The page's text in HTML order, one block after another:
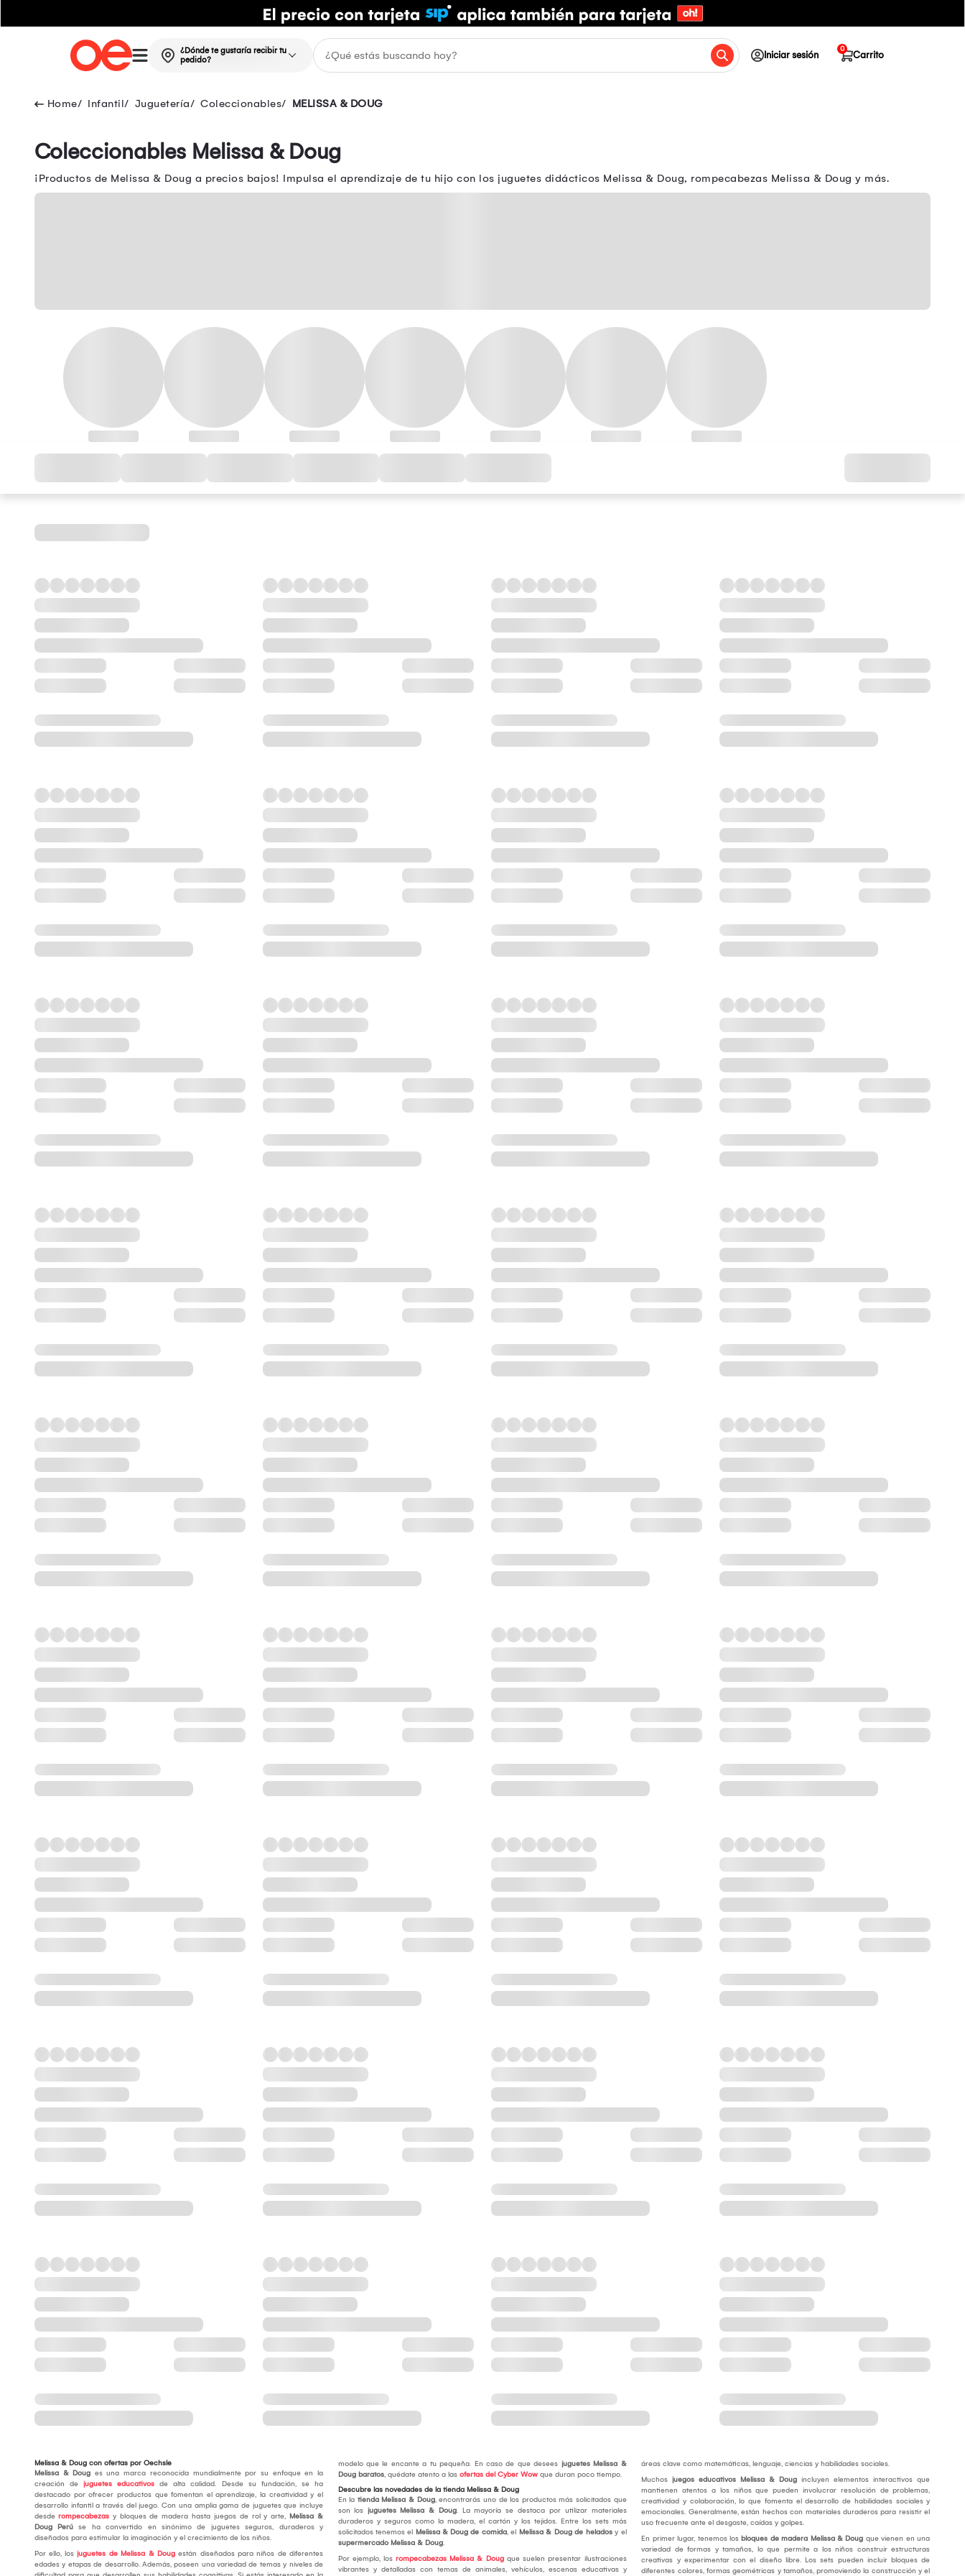
¿Dónde te gustaría recibir tu
pedido?
Iniciar sesión Carrito
0
Infantil Juguetería Coleccionables MELISSA & DOUG
Coleccionables Melissa & Doug
¡Productos de Melissa & Doug a precios bajos! Impulsa el aprendizaje de tu hijo con los juguetes didácticos Melissa & Doug, rompecabezas Melissa & Doug y más.
Melissa & Doug con ofertas por Oechsle
Melissa & Doug es una marca reconocida mundialmente por su enfoque en la
creación de juguetes educativos de alta calidad. Desde su fundación, se ha
destacado por ofrecer productos que fomentan el aprendizaje, la creatividad y el
desarrollo infantil a través del juego. Con una amplia gama de juguetes que incluye
desde rompecabezas y bloques de madera hasta juegos de rol y arte, Melissa &
Doug Perú se ha convertido en sinónimo de juguetes seguros, duraderos y
diseñados para estimular la imaginación y el crecimiento de los niños.
Por ello, los juguetes de Melissa & Doug están diseñados para niños de diferentes
edades y etapas de desarrollo. Además, poseen una variedad de temas y niveles de
modelo que le encante a tu pequeña. En caso de que desees juguetes Melissa &
Doug baratos, quédate atento a lasofertas del Cyber Wowque duran poco tiempo.
Descubre las novedades de la tienda Melissa & Doug
En la tienda Melissa & Doug, encontrarás uno de los productos más solicitados que
son los juguetes Melissa & Doug. La mayoría se destaca por utilizar materiales
duraderos y seguros como la madera, el cartón y los tejidos. Entre los sets más
solicitados tenemos el
Melissa & Doug de comida, el Melissa & Doug de heladosy el
supermercado Melissa & Doug.
Por ejemplo, losrompecabezas Melissa & Dougque suelen presentar ilustraciones
vibrantes y detalladas con temas de animales, vehículos, escenas educativas y
áreas clave como matemáticas, lenguaje, ciencias y habilidades sociales.
Muchosjuegos educativos Melissa & Doug incluyen elementos interactivos que
mantienen atentos a los niños que pueden involucrar resolución de problemas,
creatividad y colaboración, lo que fomenta el desarrollo de habilidades sociales y
emocionales. Generalmente, están hechos con materiales duraderos para resistir el
uso frecuente ante el desgaste, caídas y golpes.
En primer lugar, tenemos los bloques de madera Melissa & Doug que vienen en una
variedad de formas y tamaños, lo que permite a los niños construir estructuras
creativas y experimentar con el diseño libre. Los sets pueden incluir bloques de
diferentes colores, formas geométricas y tamaños, promoviendo la construcción y el